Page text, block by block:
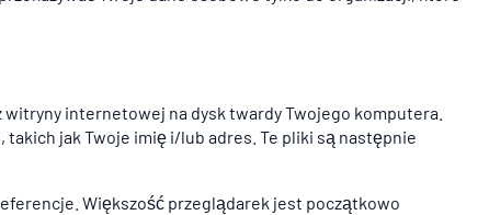
internetowej na dysk twardy Twojego komputera.
jak Twoje imię i/lub adres. Te pliki są następnie
Większość przeglądarek jest początkowo